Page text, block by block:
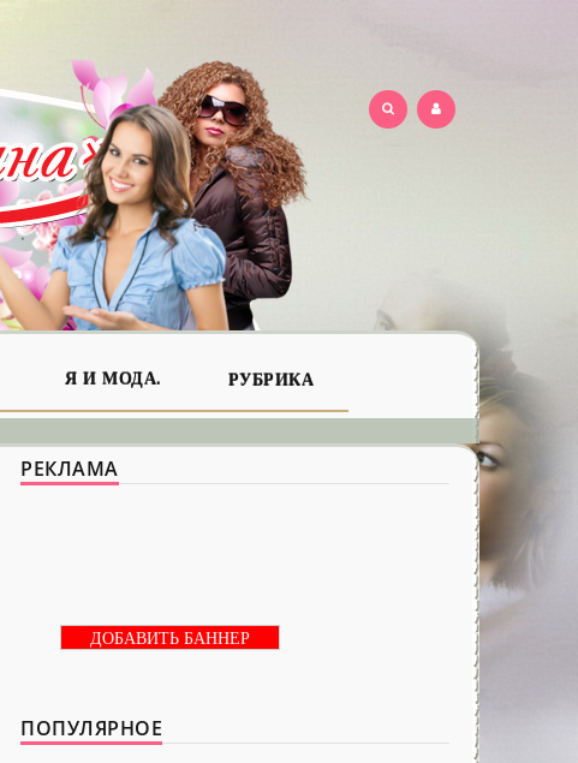
Я И МОДА. РУБРИКА
РЕКЛАМА
ДОБАВИТЬ БАННЕР
ПОПУЛЯРНОЕ